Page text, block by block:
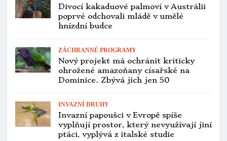
CHOV A ODCHOV
Německá ACTP letos odchovala 23 arů
karibskými amazoňany
PTAČÍ BURZY
Přehled ptačích burz a výstav pro
VETERINA
Pět nových ohnisek ptačí chřipky
v Česku jen za tento týden. Blatná už